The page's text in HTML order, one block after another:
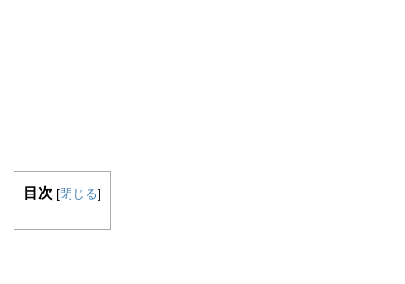
目次 [閉じる]